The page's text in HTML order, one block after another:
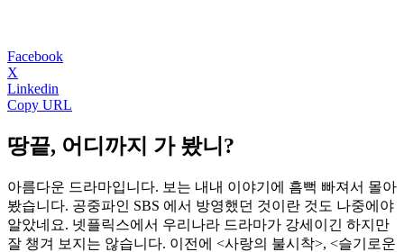
Facebook
X
Linkedin
Copy URL
땅끝, 어디까지 가 봤니?
아름다운 드라마입니다. 보는 내내 이야기에 흠뻑 빠져서 몰아
봤습니다. 공중파인 SBS 에서 방영했던 것이란 것도 나중에야
알았네요. 넷플릭스에서 우리나라 드라마가 강세이긴 하지만
잘 챙겨 보지는 않습니다. 이전에 <사랑의 불시착>, <슬기로운